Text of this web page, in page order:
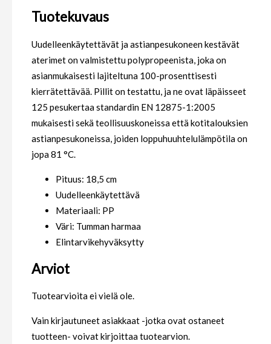
Tuotekuvaus
Uudelleenkäytettävät ja astianpesukoneen kestävät
aterimet on valmistettu polypropeenista, joka on
asianmukaisesti lajiteltuna 100-prosenttisesti
kierrätettävää. Pillit on testattu, ja ne ovat läpäisseet
125 pesukertaa standardin EN 12875-1:2005
mukaisesti sekä teollisuuskoneissa että kotitalouksien
astianpesukoneissa, joiden loppuhuuhtelulämpötila on
jopa 81 °C.
Pituus: 18,5 cm
Uudelleenkäytettävä
Materiaali: PP
Väri: Tumman harmaa
Elintarvikehyväksytty
Arviot
Tuotearvioita ei vielä ole.
Vain kirjautuneet asiakkaat -jotka ovat ostaneet
tuotteen- voivat kirjoittaa tuotearvion.